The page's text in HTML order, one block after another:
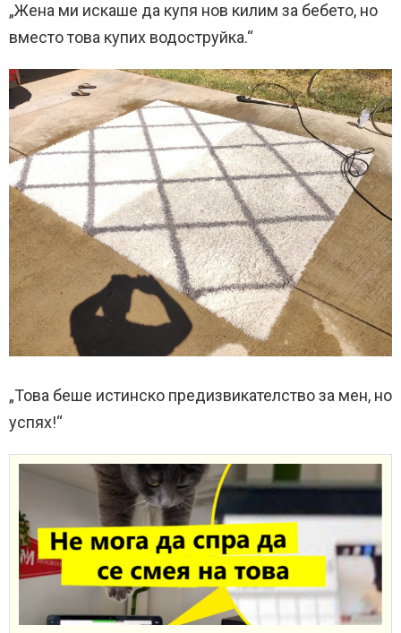
„Жена ми искаше да купя нов килим за бебето, но
вместо това купих водоструйка.“
„Това беше истинско предизвикателство за мен, но
успях!“